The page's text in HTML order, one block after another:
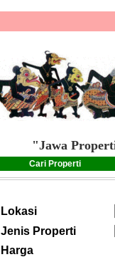
"Jawa
Cari Properti
Lokasi
Jenis Properti
Harga